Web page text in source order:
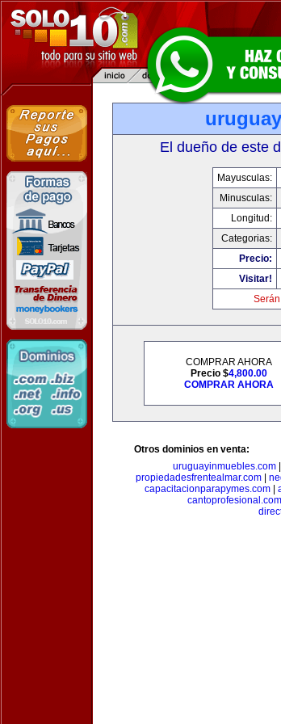
El dueño de este
Mayusculas:
Minusculas:
Longitud:
Categorias:
Precio:
Visitar!
COMPRAR AHORA
Precio $4,800.00
COMPRAR AHORA
Otros dominios en venta:
uruguayinmuebles.com
propiedadesfrentealmar.com
capacitacionparapymes.com|
cantoprofesional.com